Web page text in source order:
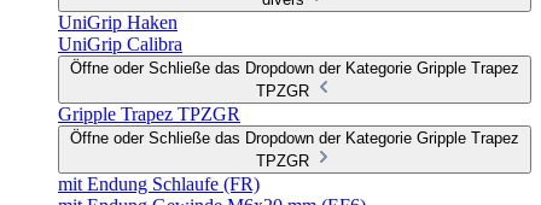
UniGrip Haken
UniGrip Calibra
Öffne oder Schließe das Dropdown der Kategorie Gripple Trapez
TPZGR
Gripple Trapez TPZGR
Öffne oder Schließe das Dropdown der Kategorie Gripple Trapez
TPZGR
mit Endung Schlaufe (FR)